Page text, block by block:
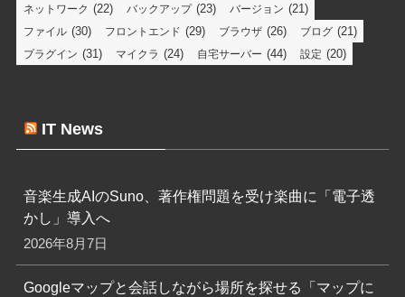
ネットワーク (22) バックアップ(23) バージョン (21)
ファイル (30) フロントエンド (29) ブラウザ (26) ブログ (21)
プラグイン (31) マイクラ (24) 自宅サーバー (44) 設定 (20)
IT News
音楽生成AIのSuno、著作権問題を受け楽曲に「電子透
かし」導入へ
2026年8月7日
Googleマップと会話しながら場所を探せる「マップに